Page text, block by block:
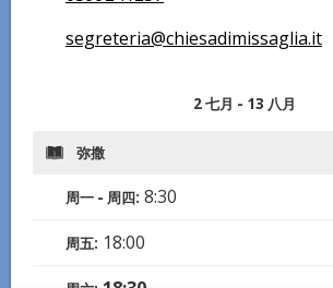
segreteria@chiesadimissaglia.it
2 七月 - 13 八月
弥撒
周一 - 周四: 8:30
周五: 18:00